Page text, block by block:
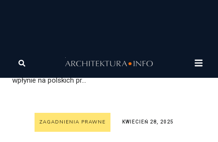
Wiadomości
EUDR – unijne rozporządzenie przeciwko wylesianiu. Jak
wpłynie na polskich pr...
ZAGADNIENIA PRAWNE KWIECIEŃ 28, 2025